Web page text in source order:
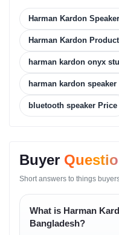
ইন্টিগ্রেটেড হ্যান্ডেলটি অ্যালুমিনিয়াম
রাখে। ওজন এবং গঠনের কারণে
Onyx Studio 9 আধুনিক ব্লুটুথ
আলাদা কোনো অ্যাপ বা সফটওয়্যার
Full
Format)
Harman Kardon
Harman Kardon
harman kardon onyx
harman kardon speaker
bluetooth speaker Price
Buyer
Short answers to things
What is Harman
Bangladesh?